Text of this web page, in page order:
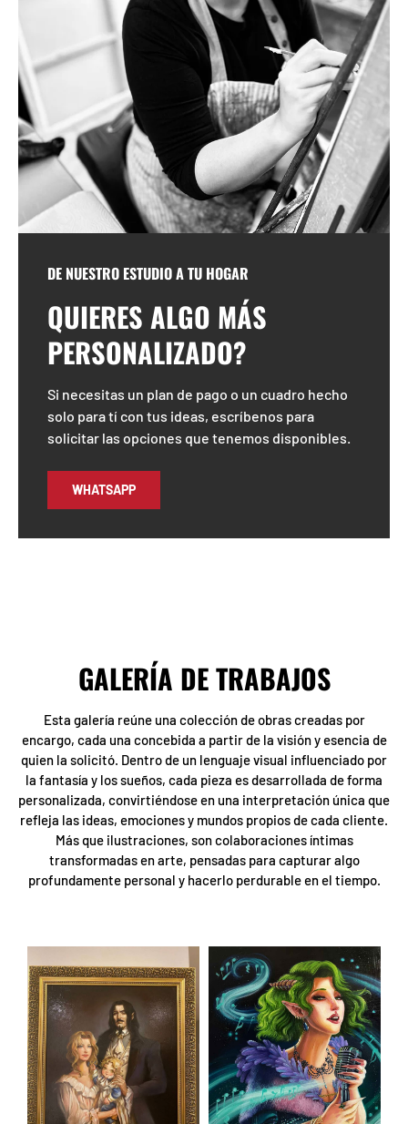
DE NUESTRO ESTUDIO A TU HOGAR
QUIERES ALGO MÁS
PERSONALIZADO?
Si necesitas un plan de pago o un cuadro hecho
solo para tí con tus ideas, escríbenos para
solicitar las opciones que tenemos disponibles.
WHATSAPP
GALERÍA DE TRABAJOS
Esta galería reúne una colección de obras creadas por
encargo, cada una concebida a partir de la visión y esencia de
quien la solicitó. Dentro de un lenguaje visual influenciado por
la fantasía y los sueños, cada pieza es desarrollada de forma
personalizada, convirtiéndose en una interpretación única que
refleja las ideas, emociones y mundos propios de cada cliente.
Más que ilustraciones, son colaboraciones íntimas
transformadas en arte, pensadas para capturar algo
profundamente personal y hacerlo perdurable en el tiempo.